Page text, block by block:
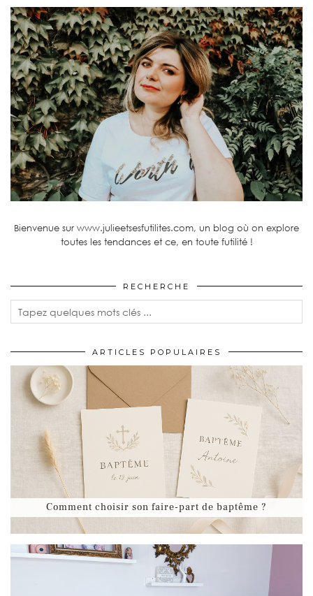
Bienvenue sur www.julieetsesfutilites.com, un blog où on explore
toutes les tendances et ce, en toute futilité !
RECHERCHE
ARTICLES POPULAIRES
Comment choisir son faire-part de baptême ?